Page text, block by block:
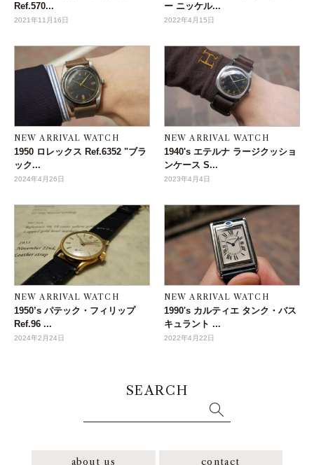
Ref.570...
2021年11月16日
ー ニッケル...
2022年4月15日
NEW ARRIVAL WATCH
1950 ロレックス Ref.6352 "ブラ
ック...
2024年4月26日
NEW ARRIVAL WATCH
1940's エテルナ ラージクッショ
ンケース S...
2023年4月4日
NEW ARRIVAL WATCH
1950’s パテック・フィリップ
Ref.96 ...
2024年2月24日
NEW ARRIVAL WATCH
1990's カルティエ タンク・バス
キュラント ...
2022年4月22日
SEARCH
about us contact